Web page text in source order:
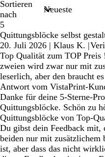
Sortieren
nach
5
Quittungsblöcke selbst
20. Juli 2026 | Klaus K. |
Top Qualität zum TOP
zweien wird zwar nur mit
leserlich, aber den braucht
Antwort vom VistaPrint-
Danke für deine 5-Sterne-
Quittungsblöcke. Schön zu
Quittungsblöcke von Top-
Du gibst dein Feedback mit,
beiden nur mit
ist, aber dass das nicht